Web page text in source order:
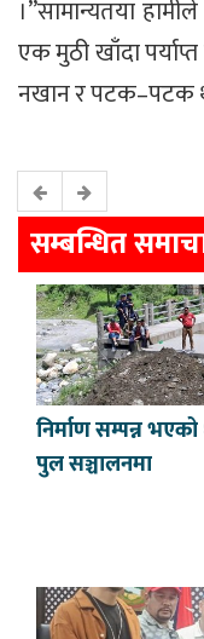
।”सामान्यतया
एक मुठी खाँदा
नखान र पटक–पटक
सम्बन्धित
निर्माण सम्पन्न
पुल सञ्चालनमा